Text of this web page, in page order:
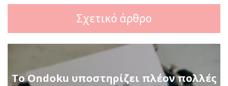
Σχετικό άρθρο
Το Ondoku υποστηρίζει πλέον πολλές